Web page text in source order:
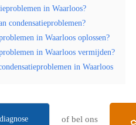
in Waarloos?
condensatieproblemen?
in Waarloos oplossen?
in Waarloos vermijden?
in Waarloos
of bel ons